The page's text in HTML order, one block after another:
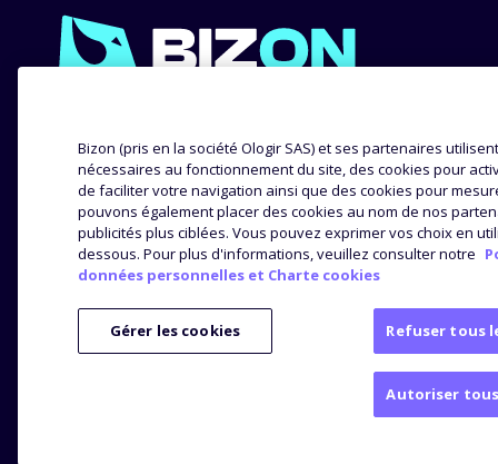
EXPERTISE
Méthodologie
Distribution
Analyse produit
NOS
Avis et
Bizon (pris en la société Ologir SAS) et ses partenaires
nécessaires au fonctionnement du site, des cookies pour
de faciliter votre navigation ainsi que des cookies pour
pouvons également placer des cookies au nom de nos
publicités plus ciblées. Vous pouvez exprimer vos choix en
dessous. Pour plus d'informations, veuillez consulter notre
données personnelles et Charte cookies
Gérer les cookies Refuser tous
Autoriser